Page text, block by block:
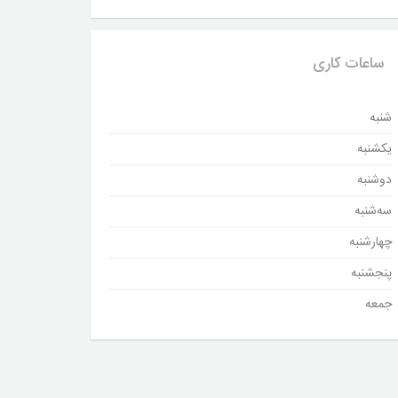
ساعات کاری
شنبه
یکشنبه
دوشنبه
سه‌شنبه
چهارشنبه
پنجشنبه
جمعه